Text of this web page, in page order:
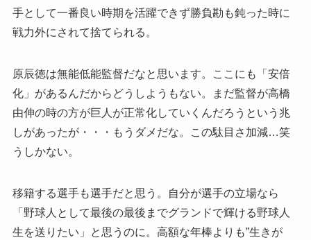
手として一番良い時期を活躍できず勝負勘も鈍った時に
戦力外にされて捨てられる。
原辰徳は無能低能監督だなと思います。ここにも「安倍
化」があるんだからどうしようもない。まだ監督が高橋
由伸の時の方が巨人が正常化していくんだろうという兆
しがあったが・・・もうダメだな。この駄目さ加減…笑
うしかない。
移籍する選手も選手だと思う。自分が選手の立場なら
「野球人として最後の最後までグランドで輝ける野球人
生を送りたい」と思うのに。高額な年棒よりも”生きが